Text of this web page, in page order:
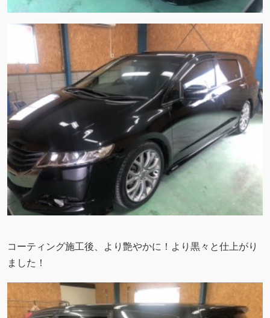
コーティング施工後、より艶やかに！より黒々と仕上がり
ました！